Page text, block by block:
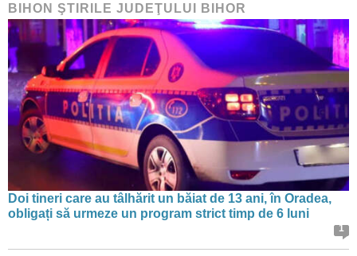
BIHON ŞTIRILE JUDEŢULUI BIHOR
Doi tineri care au tâlhărit un băiat de 13 ani, în Oradea,
obligați să urmeze un program strict timp de 6 luni
1